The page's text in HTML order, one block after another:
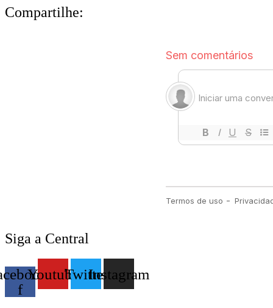
Compartilhe:
Siga a Central
f
YoutubeTwitterInstagram